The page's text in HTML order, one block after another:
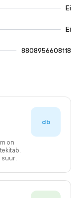
Ei
Ei
8808956608118
on
suur.
db